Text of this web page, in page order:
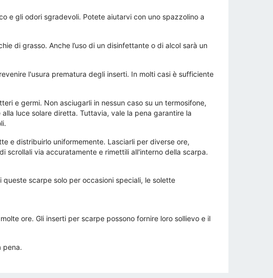
e gli odori sgradevoli. Potete aiutarvi con uno spazzolino a
di grasso. Anche l’uso di un disinfettante o di alcol sarà un
l'usura prematura degli inserti. In molti casi è sufficiente
e germi. Non asciugarli in nessun caso su un termosifone,
luce solare diretta. Tuttavia, vale la pena garantire la
e distribuirlo uniformemente. Lasciarli per diverse ore,
scrollali via accuratamente e rimettili all'interno della scarpa.
scarpe solo per occasioni speciali, le solette
ore. Gli inserti per scarpe possono fornire loro sollievo e il
pena.